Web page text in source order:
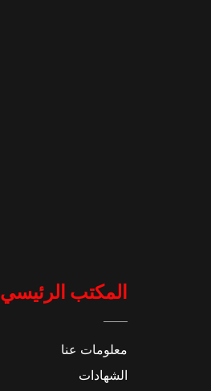
المكتب الرئيسي
معلومات عنا
الشهادات